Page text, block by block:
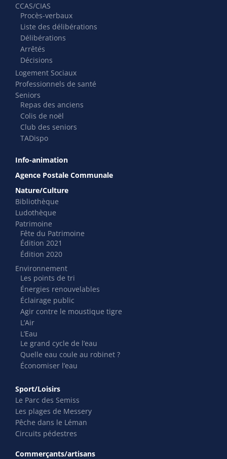
CCAS/CIAS
Procès-verbaux
Liste des délibérations
Délibérations
Arrêtés
Décisions
Logement Sociaux
Professionnels de santé
Seniors
Repas des anciens
Colis de noël
Club des seniors
TADispo
Info-animation
Agence Postale Communale
Nature/Culture
Bibliothèque
Ludothèque
Patrimoine
Fête du Patrimoine
Édition 2021
Édition 2020
Environnement
Les points de tri
Énergies renouvelables
Éclairage public
Agir contre le moustique tigre
L’Air
L’Eau
Le grand cycle de l’eau
Quelle eau coule au robinet ?
Économiser l’eau
Sport/Loisirs
Le Parc des Semiss
Les plages de Messery
Pêche dans le Léman
Circuits pédestres
Commerçants/artisans